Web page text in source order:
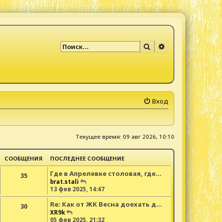
Поиск Расширенный
Вход
Текущее время: 09 авг 2026, 10:10
СООБЩЕНИЯ ПОСЛЕДНЕЕ СООБЩЕНИЕ
35 Где в Апрелевке столовая, где…
brat.stali
е
р
е
т
13 фев 2025, 14:47
30 Re: Как от ЖК Весна доехать д…
XR9k
е
05 фев 2025, 21:32